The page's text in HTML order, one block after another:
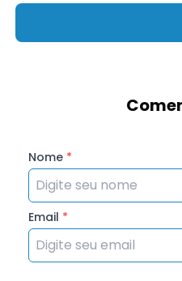
Nome *
Email *